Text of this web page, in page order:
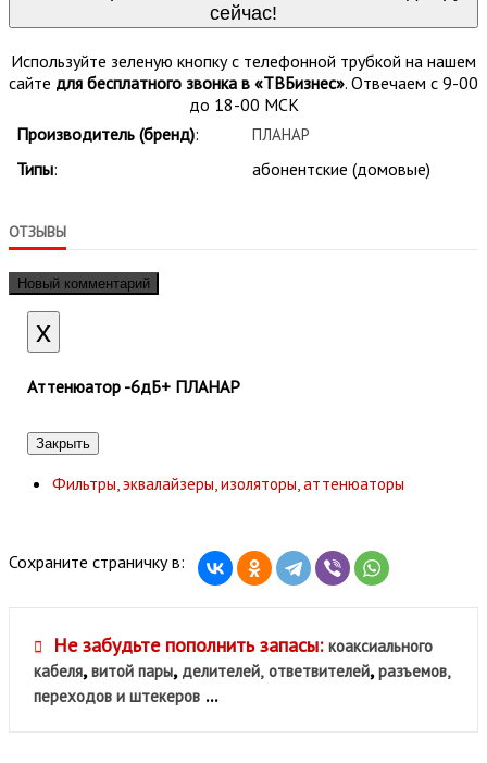
сейчас!
Используйте зеленую кнопку с телефонной трубкой на нашем
сайте для бесплатного звонка в «ТВБизнес». Отвечаем с 9-00
до 18-00 МСК
Производитель (бренд): ПЛАНАР
Типы: абонентские (домовые)
ОТЗЫВЫ
Новый комментарий
xClose
Аттенюатор -6дБ+ ПЛАНАР
Закрыть
Фильтры, эквалайзеры, изоляторы, аттенюаторы
Сохраните страничку в:
Не забудьте пополнить запасы: коаксиального
кабеля,витой пары, делителей, ответвителей,разъемов,
переходов и штекеров ...